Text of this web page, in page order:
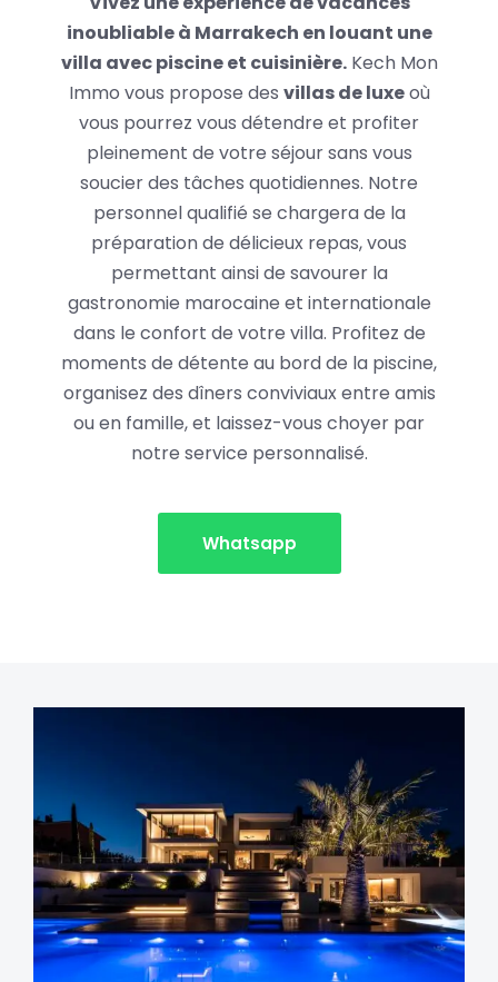
inoubliable à Marrakech en louant une
villa avec piscine et cuisinière.Kech Mon
Immo vous propose des villas de luxeoù
vous pourrez vous détendre et profiter
pleinement de votre séjour sans vous
soucier des tâches quotidiennes. Notre
personnel qualifié se chargera de la
préparation de délicieux repas, vous
permettant ainsi de savourer la
gastronomie marocaine et internationale
dans le confort de votre villa. Profitez de
moments de détente au bord de la piscine,
organisez des dîners conviviaux entre amis
ou en famille, et laissez-vous choyer par
notre service personnalisé.
Whatsapp